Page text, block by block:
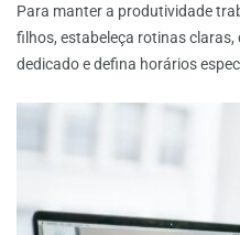
Para manter a produtividade
filhos, estabeleça rotinas
dedicado e defina horários